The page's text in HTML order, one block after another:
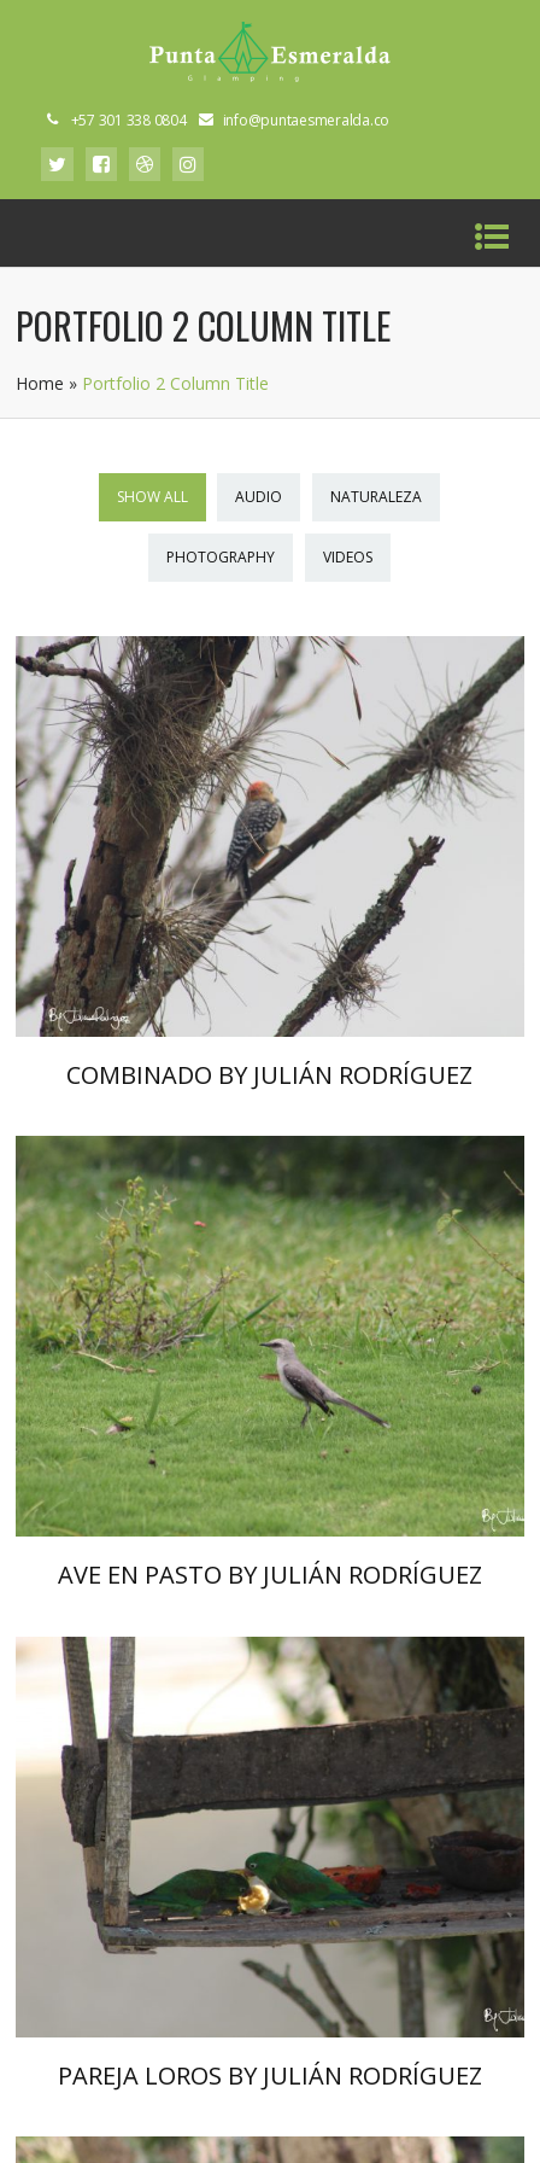
+57 301 338 0804 info@puntaesmeralda.co
PORTFOLIO 2 COLUMN TITLE
Home » Portfolio 2 Column Title
SHOW ALL AUDIO NATURALEZA
PHOTOGRAPHY VIDEOS
COMBINADO BY JULIÁN RODRÍGUEZ
AVE EN PASTO BY JULIÁN RODRÍGUEZ
PAREJA LOROS BY JULIÁN RODRÍGUEZ